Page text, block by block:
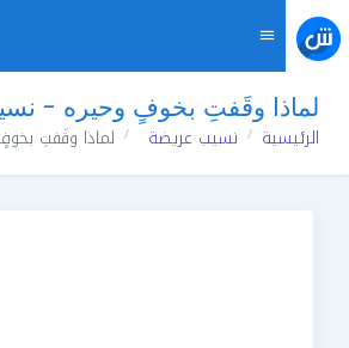
لماذا وقَفتِ بخوفٍ وحيره -
الرئيسية نسيب عريضة لماذا وقَفتِ